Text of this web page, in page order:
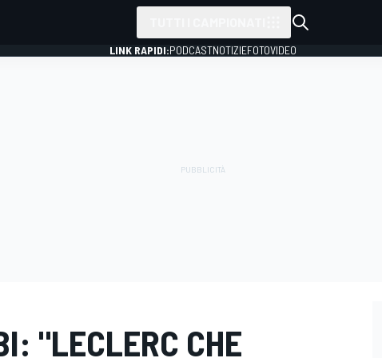
LINK RAPIDI:PODCASTNOTIZIEFOTOVIDEO
"LECLERC CHE